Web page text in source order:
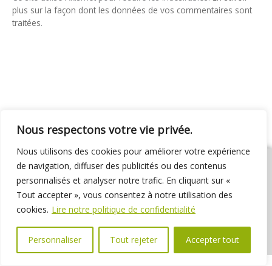
Nous respectons votre vie privée.
Nous utilisons des cookies pour améliorer votre expérience
de navigation, diffuser des publicités ou des contenus
personnalisés et analyser notre trafic. En cliquant sur «
Tout accepter », vous consentez à notre utilisation des
cookies. Lire notre politique de confidentialité
Personnaliser Tout rejeter Accepter tout
plus sur la façon dont les données de vos commentaires sont
traitées.
01 69 31 72 10 01 69 31 37 31
Nous contacter
Espace élus
Marchés publics Délibérations